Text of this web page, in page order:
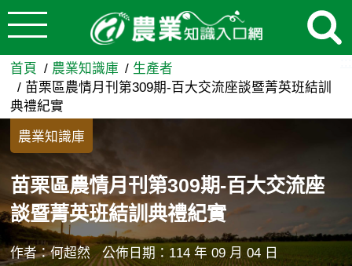
跳到主要內容
苗栗區農情月刊第309期-百
首頁 農業知識庫
生產者
苗栗區農情月刊第309期-百大交流座談暨菁英班結訓
典禮紀實
農業知識庫
苗栗區農情月刊第309期-百大交流座
談暨菁英班結訓典禮紀實
作者：何超然 公佈日期：114 年 09 月 04 日